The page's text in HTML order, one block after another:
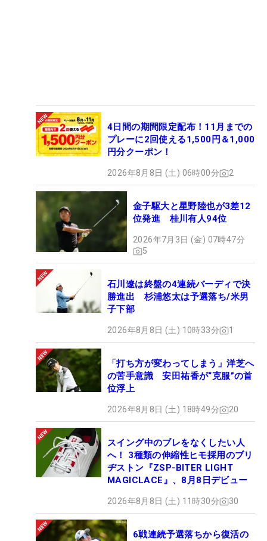
4日間の期間限定配布！11月までの
プレーに2回使える1,500円＆1,000
円分クーポン！
2026年8月8日 (土) 06時00分 2
金子駆大と星野陸也が3差12
位発進 桂川有人94位
2026年7月3日 (金) 07時47分
5
石川遼は終盤の4連続バーディで決
勝進出 杉浦悠太は予選落ち/米男
子下部
2026年8月8日 (土) 10時33分 1
「打ち方が変わってしまう」洋芝へ
の苦手意識 安田祐香が“克服”の首
位浮上
2026年8月8日 (土) 18時49分 20
スイング中のブレをなくしたい人
へ！ 3種類の伸縮性ヒモ採用のブリ
ヂストン『ZSP-BITER LIGHT
MAGICLACE』、8月8日デビュー
2026年8月8日 (土) 11時30分 30
6戦連続予選落ちから復活の